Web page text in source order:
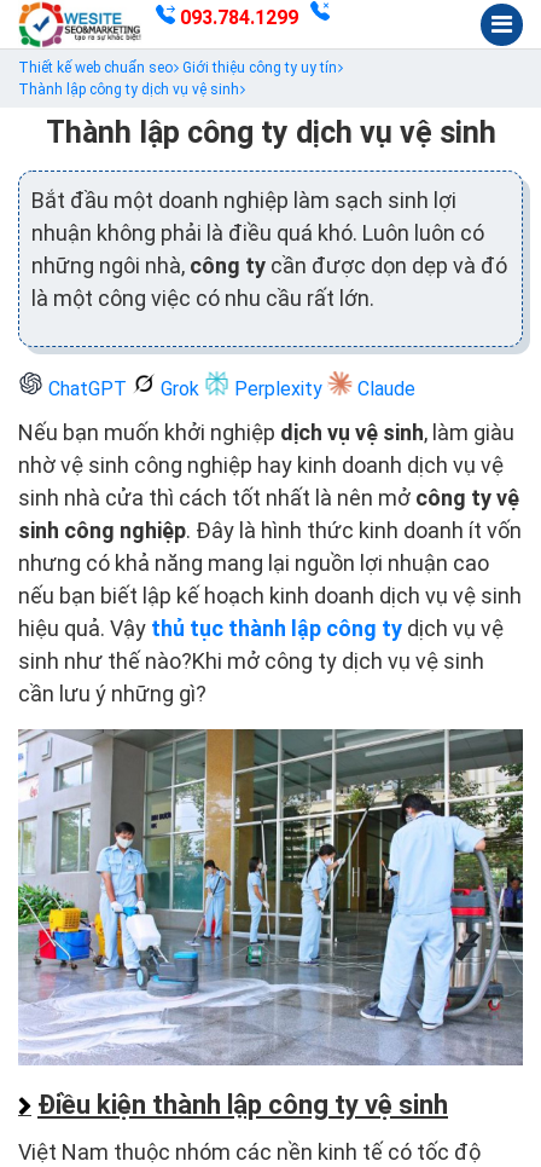
093.784.1299
Thiết kế web chuẩn seo Giới thiệu công ty uy tín
Thành lập công ty dịch vụ vệ sinh
Thành lập công ty dịch vụ vệ sinh
Bắt đầu một doanh nghiệp làm sạch sinh lợi
nhuận không phải là điều quá khó. Luôn luôn có
những ngôi nhà, công ty cần được dọn dẹp và đó
là một công việc có nhu cầu rất lớn.
ChatGPT Grok Perplexity Claude
Nếu bạn muốn khởi nghiệp dịch vụ vệ sinh, làm giàu
nhờ vệ sinh công nghiệp hay kinh doanh dịch vụ vệ
sinh nhà cửa thì cách tốt nhất là nên mở công ty vệ
sinh công nghiệp. Đây là hình thức kinh doanh ít vốn
nhưng có khả năng mang lại nguồn lợi nhuận cao
nếu bạn biết lập kế hoạch kinh doanh dịch vụ vệ sinh
hiệu quả. Vậy thủ tục thành lập công ty dịch vụ vệ
sinh như thế nào?Khi mở công ty dịch vụ vệ sinh
cần lưu ý những gì?
Điều kiện thành lập công ty vệ sinh
Việt Nam thuộc nhóm các nền kinh tế có tốc độ